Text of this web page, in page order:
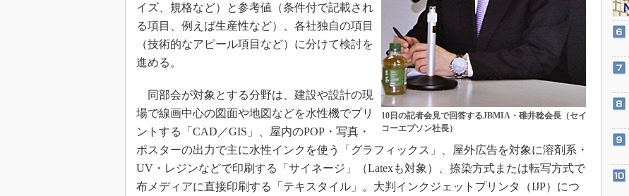
10日の記者会見で回答するJBMIA・碓井稔会長（セイ
コーエプソン社長）
イズ、規格など）と参考値（条件付で記載され
る項目、例えば生産性など）、各社独自の項目
（技術的なアピール項目など）に分けて検討を
進める。
同部会が対象とする分野は、建設や設計の現
場で線画中心の図面や地図などを水性機でプリ
ントする「CAD／GIS」、屋内のPOP・写真・
ポスターの出力で主に水性インクを使う「グラフィックス」、屋外広告を対象に溶剤系・
UV・レジンなどで印刷する「サイネージ」（Latexも対象）、捺染方式または転写方式で
布メディアに直接印刷する「テキスタイル」。大判インクジェットプリンタ（IJP）につ